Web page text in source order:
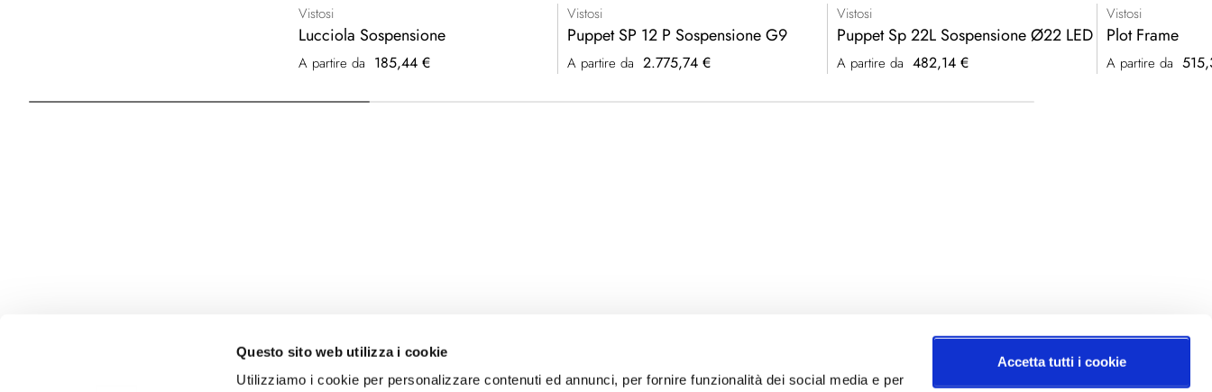
Questo sito web utilizza i cookie
Utilizziamo i cookie per personalizzare contenuti ed annunci, per fornire funzionalità dei social media e per
Accetta tutti i cookie
Vistosi
Lucciola Sospensione
A partire da 185,44 €
Vistosi
Puppet SP 12 P Sospensione G9
A partire da 2.775,74 €
Vistosi
Puppet Sp 22L Sospensione Ø22 LED
A partire da 482,14 €
Vistosi
Plot Frame
A partire da